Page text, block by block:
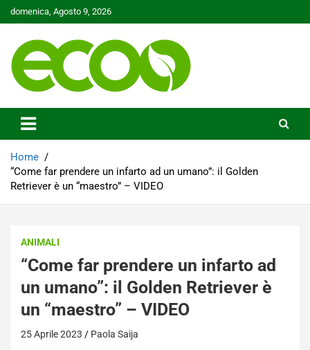
Skip
to
domenica, Agosto 9, 2026
Ecoo.it
Home
“Come far prendere un infarto ad un umano”: il Golden
Retriever è un “maestro” – VIDEO
ANIMALI
“Come far prendere un infarto ad
un umano”: il Golden Retriever è
un “maestro” – VIDEO
25 Aprile 2023 Paola Saija